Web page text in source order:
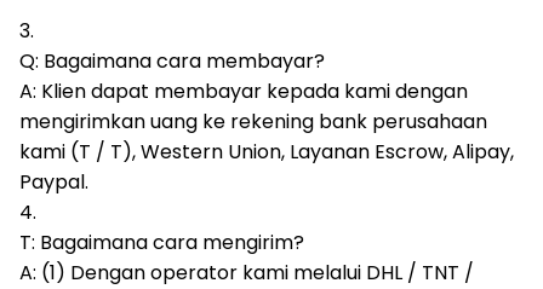
3.
Q: Bagaimana cara membayar?
A: Klien dapat membayar kepada kami dengan
mengirimkan uang ke rekening bank perusahaan
kami (T / T), Western Union, Layanan Escrow, Alipay,
Paypal.
4.
T: Bagaimana cara mengirim?
A: (1) Dengan operator kami melalui DHL / TNT /